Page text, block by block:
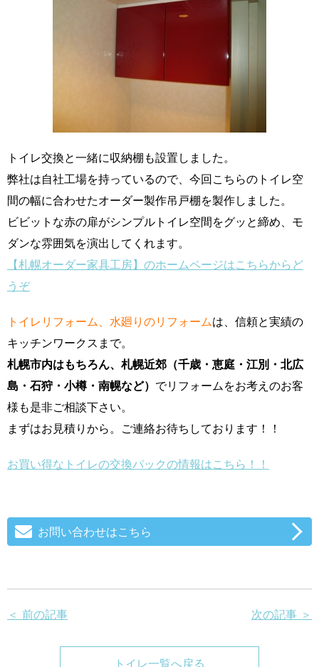
トイレ交換と一緒に収納棚も設置しました。
弊社は自社工場を持っているので、今回こちらのトイレ空
間の幅に合わせたオーダー製作吊戸棚を製作しました。
ビビットな赤の扉がシンプルトイレ空間をグッと締め、モ
ダンな雰囲気を演出してくれます。
【札幌オーダー家具工房】のホームページはこちらからど
うぞ
トイレリフォーム、水廻りのリフォームは、信頼と実績の
キッチンワークスまで。
札幌市内はもちろん、札幌近郊（千歳・恵庭・江別・北広
島・石狩・小樽・南幌など） でリフォームをお考えのお客
様も是非ご相談下さい。
まずはお見積りから。ご連絡お待ちしております！！
お買い得なトイレの交換パックの情報はこちら！！
お問い合わせはこちら
＜ 前の記事 次の記事 ＞
トイレ一覧へ戻る